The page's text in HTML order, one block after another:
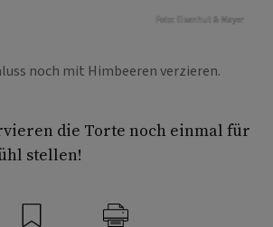
Foto: Eisenhut & Mayer
noch mit Himbeeren verzieren.
die Torte noch einmal für
stellen!